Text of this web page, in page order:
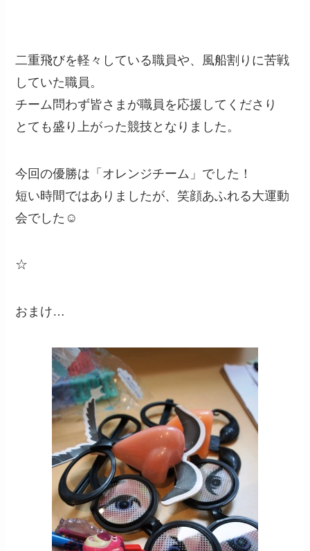
二重飛びを軽々している職員や、風船割りに苦戦
していた職員。
チーム問わず皆さまが職員を応援してくださり
とても盛り上がった競技となりました。
今回の優勝は「オレンジチーム」でした！
短い時間ではありましたが、笑顔あふれる大運動
会でした☺
☆
おまけ…